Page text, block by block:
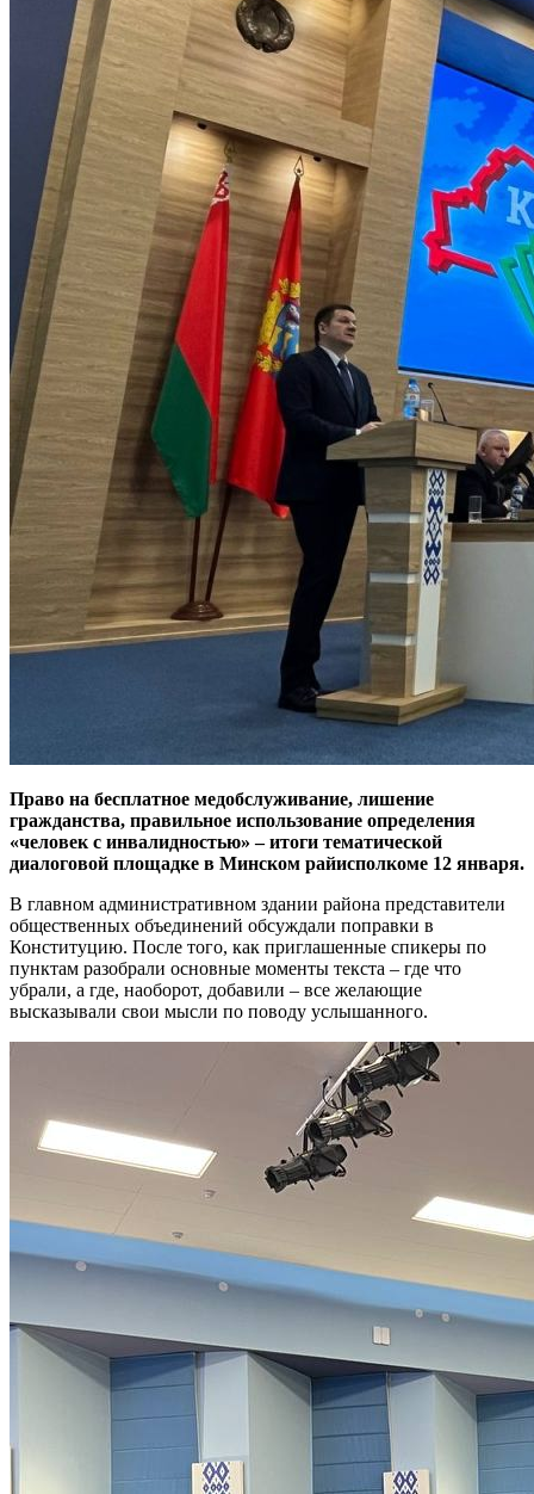
Право на бесплатное медобслуживание, лишение
гражданства, правильное использование определения
«человек с инвалидностью» – итоги тематической
диалоговой площадке в Минском райисполкоме 12 января.
В главном административном здании района представители
общественных объединений обсуждали поправки в
Конституцию. После того, как приглашенные спикеры по
пунктам разобрали основные моменты текста – где что
убрали, а где, наоборот, добавили – все желающие
высказывали свои мысли по поводу услышанного.